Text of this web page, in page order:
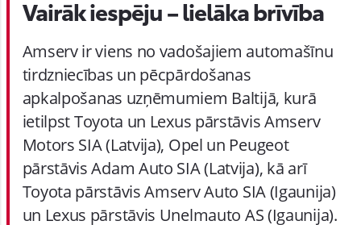
Vairāk iespēju – lielāka brīvība
Amserv ir viens no vadošajiem automašīnu
tirdzniecības un pēcpārdošanas
apkalpošanas uzņēmumiem Baltijā, kurā
ietilpst Toyota un Lexus pārstāvis Amserv
Motors SIA (Latvija), Opel un Peugeot
pārstāvis Adam Auto SIA (Latvija), kā arī
Toyota pārstāvis Amserv Auto SIA (Igaunija)
un Lexus pārstāvis Unelmauto AS (Igaunija).